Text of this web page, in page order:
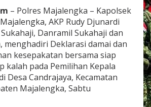
a
h
a
j
i
H
a
d
i
– Polres Majalengka – Kapolsek
AKP Rudy Djunardi
Danramil Sukahaji dan
menghadiri Deklarasi damai dan
kesepakatan bersama siap
kalah pada Pemilihan Kepala
Desa Candrajaya, Kecamatan
Majalengka, Sabtu